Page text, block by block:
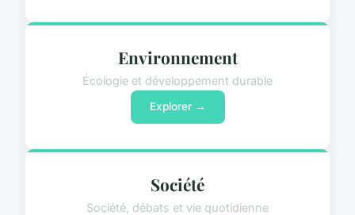
Environnement
Écologie et développement durable
Explorer →
Société
Société, débats et vie quotidienne